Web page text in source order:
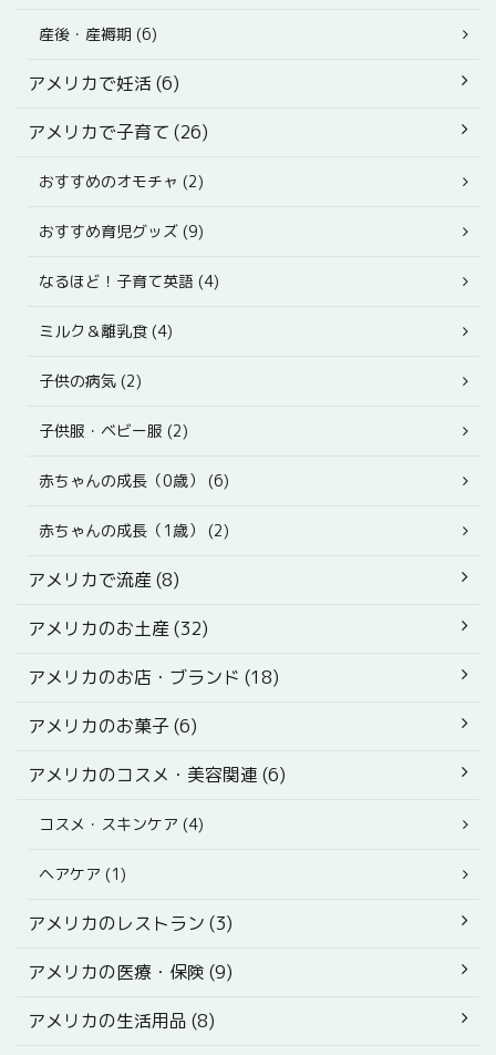
産後・産褥期 (6)
アメリカで妊活 (6)
アメリカで子育て (26)
おすすめのオモチャ (2)
おすすめ育児グッズ (9)
なるほど！子育て英語 (4)
ミルク＆離乳食 (4)
子供の病気 (2)
子供服・ベビー服 (2)
赤ちゃんの成長（0歳） (6)
赤ちゃんの成長（1歳） (2)
アメリカで流産 (8)
アメリカのお土産 (32)
アメリカのお店・ブランド (18)
アメリカのお菓子 (6)
アメリカのコスメ・美容関連 (6)
コスメ・スキンケア (4)
ヘアケア (1)
アメリカのレストラン (3)
アメリカの医療・保険 (9)
アメリカの生活用品 (8)